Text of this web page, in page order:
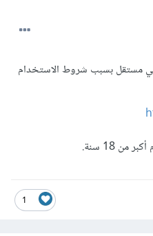
العمل بعمر 14 سنة في مستقل بسبب شروط الاستخدام
18 سنة.
1